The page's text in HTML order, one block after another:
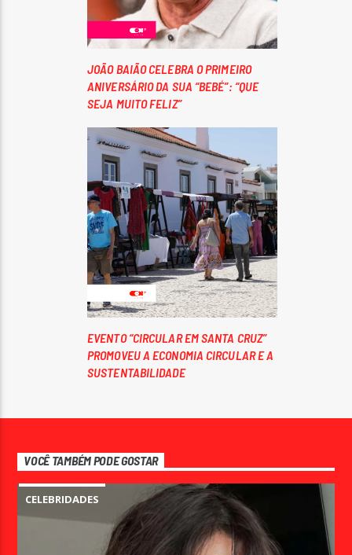
JOÃO BAIÃO CELEBRA O PRIMEIRO
ANIVERSÁRIO DA SUA “BEBÉ”: “QUE
SEJA MUITO FELIZ”
EVENTO “CIRCULAR EM SANTA CRUZ”
PROMOVEU A ECONOMIA CIRCULAR E A
SUSTENTABILIDADE
VOCÊ TAMBÉM PODE GOSTAR
CELEBRIDADES